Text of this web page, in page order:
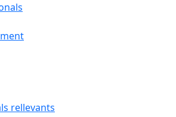
rellevants